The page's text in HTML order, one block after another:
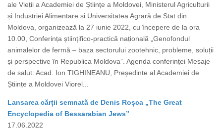
ale Vieții a Academiei de Științe a Moldovei, Ministerul Agriculturii
și Industriei Alimentare și Universitatea Agrară de Stat din
Moldova, organizează la 27 iunie 2022, cu începere de la ora
10.00, Conferința științifico-practică națională „Genofondul
animalelor de fermă – baza sectorului zootehnic, probleme, soluții
și perspective în Republica Moldova”. Agenda conferinței Mesaje
de salut: Acad. Ion TIGHINEANU, Președinte al Academiei de
Științe a Moldovei Viorel...
Lansarea cărții semnată de Denis Roșca „The Great
Encyclopedia of Bessarabian Jews”
17.06.2022